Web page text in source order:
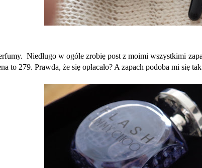
Niedługo w ogóle zrobię post z moimi wszystkimi
to 279. Prawda, że się opłacało? A zapach podoba mi się